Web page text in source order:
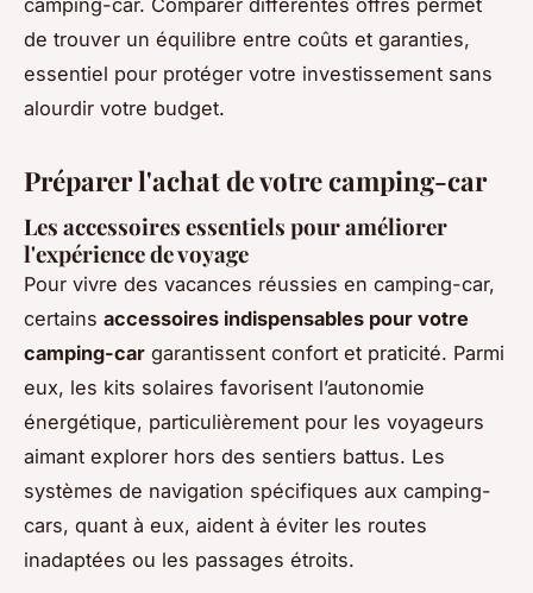
de trouver un équilibre entre coûts et garanties,
essentiel pour protéger votre investissement sans
alourdir votre budget.
Préparer l'achat de votre camping-car
Les accessoires essentiels pour améliorer
l'expérience de voyage
Pour vivre des vacances réussies en camping-car,
certains accessoires indispensables pour votre
camping-car garantissent confort et praticité. Parmi
eux, les kits solaires favorisent l’autonomie
énergétique, particulièrement pour les voyageurs
aimant explorer hors des sentiers battus. Les
systèmes de navigation spécifiques aux camping-
cars, quant à eux, aident à éviter les routes
inadaptées ou les passages étroits.